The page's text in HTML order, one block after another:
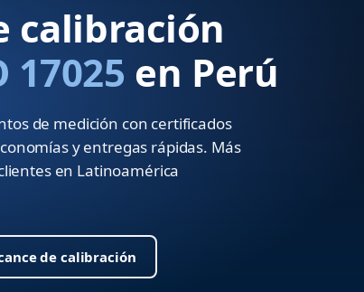
calibración
17025 en Perú
de medición con certificados
y entregas rápidas. Más
en Latinoamérica
de calibración